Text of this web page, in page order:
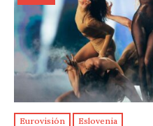
Eurovisión Eslovenia